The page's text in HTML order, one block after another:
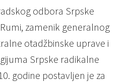
odbora Srpske
zamenik generalnog
otadžbinske uprave i
Srpske radikalne
godine postavljen je za